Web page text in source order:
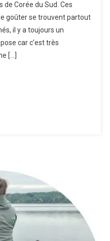
Du
Monde
:
de Corée du Sud. Ces
goûter se trouvent partout
il y a toujours un
car c’est très
[…]